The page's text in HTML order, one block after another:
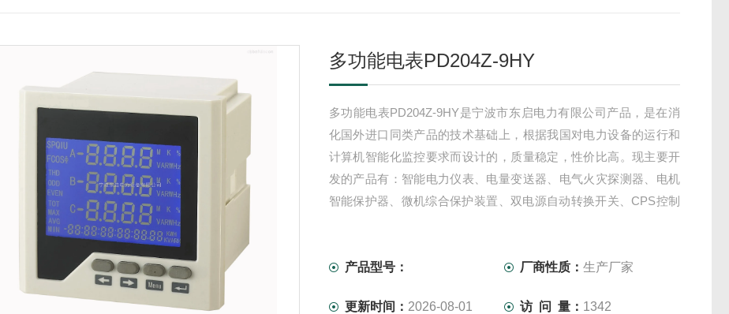
多功能电表PD204Z-9HY
多功能电表PD204Z-9HY是宁波市东启电力有限公司产品，是在消
化国外进口同类产品的技术基础上，根据我国对电力设备的运行和
计算机智能化监控要求而设计的，质量稳定，性价比高。现主要开
发的产品有：智能电力仪表、电量变送器、电气火灾探测器、电机
智能保护器、微机综合保护装置、双电源自动转换开关、CPS控制
产品型号：
厂商性质：生产厂家
更新时间： 2026-08-01 访 问 量： 1342